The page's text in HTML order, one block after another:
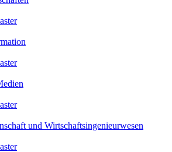
und Wirtschaftsingenieurwesen